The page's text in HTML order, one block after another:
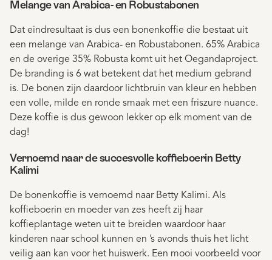
Melange van Arabica- en Robustabonen
Dat eindresultaat is dus een bonenkoffie die bestaat uit
een melange van Arabica- en Robustabonen. 65% Arabica
en de overige 35% Robusta komt uit het Oegandaproject.
De branding is 6 wat betekent dat het medium gebrand
is. De bonen zijn daardoor lichtbruin van kleur en hebben
een volle, milde en ronde smaak met een friszure nuance.
Deze koffie is dus gewoon lekker op elk moment van de
dag!
Vernoemd naar de succesvolle koffieboerin Betty
Kalimi
De bonenkoffie is vernoemd naar Betty Kalimi. Als
koffieboerin en moeder van zes heeft zij haar
koffieplantage weten uit te breiden waardoor haar
kinderen naar school kunnen en ’s avonds thuis het licht
veilig aan kan voor het huiswerk. Een mooi voorbeeld voor